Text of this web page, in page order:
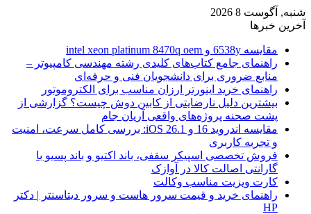
شنبه, آگوست 8 2026
آخرین خبرها
مقایسه 6538y و intel xeon platinum 8470q oem
راهنمای جامع کتاب‌های کلیدی رشته مهندسی کامپیوتر –
منابع ضروری برای دانشجویان فنی و حرفه‌ای
راهنمای خرید اینورتر ارزان مناسب برای الکتروموتور
بیشترین دلیل نارضایتی از کابین دوش چیست؟ گزارشی از
پشت صحنه پروژه‌های واقعی آریان جام
مقایسه اندروید 16 و iOS 26.1: بررسی کامل سرعت، امنیت
و تجربه کاربری
فروش تخصصی اسپیکر سقفی، باند اکتیو و باند پسیو با
گارانتی اصالت کالا در آوازک
کارت ویزیت مناسب وکالت
راهنمای خرید و قیمت سرور هاست و سرور دیتاسنتر | دکتر
HP